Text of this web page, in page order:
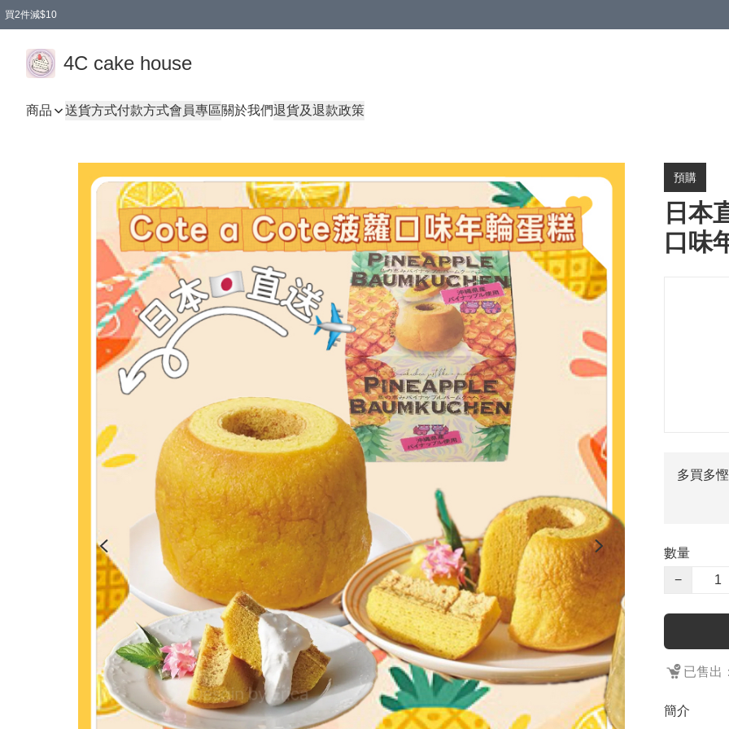
買2件減$10
4C cake house
商品 送貨方式付款方式會員專區關於我們退貨及退款政策
預購
日本
口味
多買多慳
數量
−
已售出
簡介